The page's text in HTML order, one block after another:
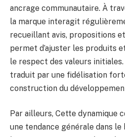
ancrage communautaire. À
la marque interagit
recueillant avis, propositions
permet d’ajuster les produits
le respect des valeurs
traduit par une fidélisation
construction du
Par ailleurs, Cette dynamique
une tendance générale dans